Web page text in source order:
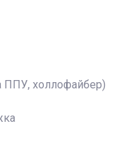
холлофайбер)